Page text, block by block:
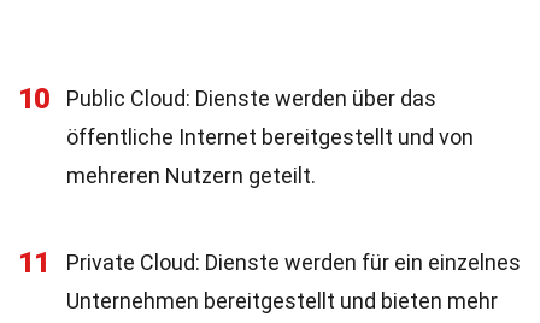
10
Public Cloud: Dienste werden über das
öffentliche Internet bereitgestellt und von
mehreren Nutzern geteilt.
11
Private Cloud: Dienste werden für ein einzelnes
Unternehmen bereitgestellt und bieten mehr